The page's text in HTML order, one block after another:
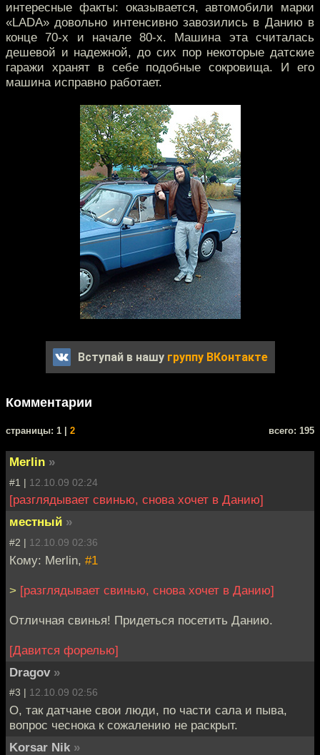
интересные факты: оказывается, автомобили марки
«LADA» довольно интенсивно завозились в Данию в
конце 70-х и начале 80-х. Машина эта считалась
дешевой и надежной, до сих пор некоторые датские
гаражи хранят в себе подобные сокровища. И его
машина исправно работает.
Вступай в нашу группу ВКонтакте
Комментарии
cтраницы: 1 | 2 всего: 195
Merlin »
#1 | 12.10.09 02:24
[разглядывает свинью, снова хочет в Данию]
местный »
#2 | 12.10.09 02:36
Кому: Merlin, #1
> [разглядывает свинью, снова хочет в Данию]
Отличная свинья! Придеться посетить Данию.
[Давится форелью]
Dragov »
#3 | 12.10.09 02:56
О, так датчане свои люди, по части сала и пыва,
вопрос чеснока к сожалению не раскрыт.
Korsar Nik »